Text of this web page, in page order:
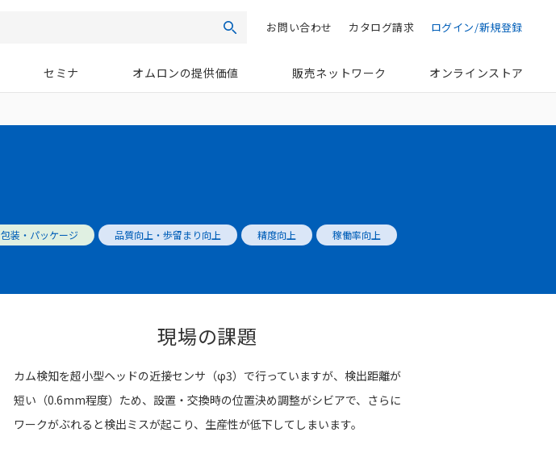
検索 ログイン/新規登録
カタログ請求
お問い合わせ
セミナ オムロンの提供価値 販売ネットワーク オンラインストア
包装・パッケージ 品質向上・歩留まり向上 精度向上 稼働率向上
現場の課題
カム検知を超小型ヘッドの近接センサ（φ3）で行っていますが、検出距離が
短い（0.6mm程度）ため、設置・交換時の位置決め調整がシビアで、さらに
ワークがぶれると検出ミスが起こり、生産性が低下してしまいます。